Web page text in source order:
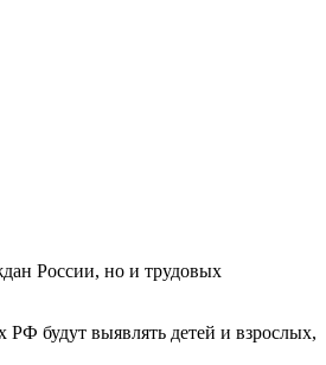
России, но и трудовых
РФ будут выявлять детей и взрослых,